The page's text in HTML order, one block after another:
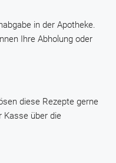
in der Apotheke.
Ihre Abholung oder
diese Rezepte gerne
Kasse über die